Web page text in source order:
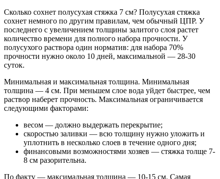
Сколько сохнет полусухая стяжка 7 см? Полусухая стяжка
сохнет немного по другим правилам, чем обычный ЦПР. У
последнего с увеличением толщины залитого слоя растет
количество времени для полного набора прочности. У
полусухого раствора один норматив: для набора 70%
прочности нужно около 10 дней, максимальной — 28-30
суток.
Минимальная и максимальная толщина. Минимальная
толщина — 4 см. При меньшем слое вода уйдет быстрее, чем
раствор наберет прочность. Максимальная ограничивается
следующими факторами:
весом — должно выдержать перекрытие;
скоростью заливки — всю толщину нужно уложить и
уплотнить в несколько слоев в течение одного дня;
финансовыми возможностями хозяев — стяжка толще 7-
8 см разорительна.
По факту — максимальная толщина — 10-15 см. Самая